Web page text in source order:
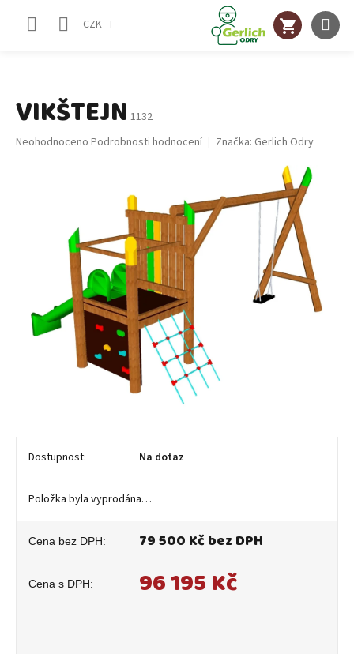
CZK
NÁKUPNÍ
KOŠÍK
VIKŠTEJN 1132
Průměrné
Neohodnoceno Podrobnosti hodnocení Značka: Gerlich Odry
96 195 Kč
79 500 Kč bez DPH
Na dotaz
Položka byla vyprodána…